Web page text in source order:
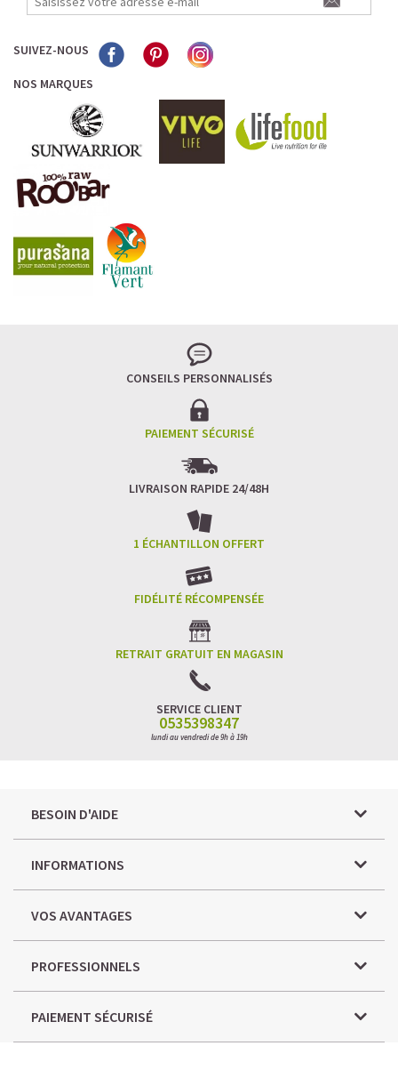
SUIVEZ-NOUS
NOS MARQUES
CONSEILS PERSONNALISÉS
PAIEMENT SÉCURISÉ
LIVRAISON RAPIDE 24/48H
1 ÉCHANTILLON OFFERT
FIDÉLITÉ RÉCOMPENSÉE
RETRAIT GRATUIT EN MAGASIN
SERVICE CLIENT
0535398347
lundi au vendredi de 9h à 19h
BESOIN D'AIDE
INFORMATIONS
VOS AVANTAGES
PROFESSIONNELS
PAIEMENT SÉCURISÉ